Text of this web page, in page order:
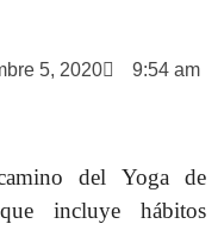
5, 2020
9:54 am
del Yoga de
incluye hábitos